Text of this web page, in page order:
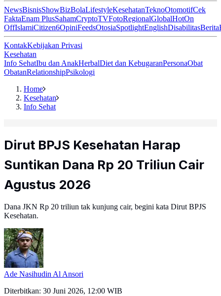
NewsBisnisShowBizBolaLifestyleKesehatanTeknoOtomotifCek
FaktaEnam PlusSahamCryptoTVFotoRegionalGlobalHotOn
OffIslamiCitizen6OpiniFeedsOtosiaSpotlightEnglishDisabilitasBerita
KontakKebijakan Privasi
Kesehatan
Info SehatIbu dan AnakHerbalDiet dan KebugaranPersonaObat
ObatanRelationshipPsikologi
Home
Kesehatan
Info Sehat
Dirut BPJS Kesehatan Harap
Suntikan Dana Rp 20 Triliun Cair
Agustus 2026
Dana JKN Rp 20 triliun tak kunjung cair, begini kata Dirut BPJS
Kesehatan.
Ade Nasihudin Al Ansori
Diterbitkan: 30 Juni 2026, 12:00 WIB